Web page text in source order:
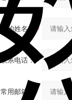
您的姓名：
联系电话：
常用邮箱：